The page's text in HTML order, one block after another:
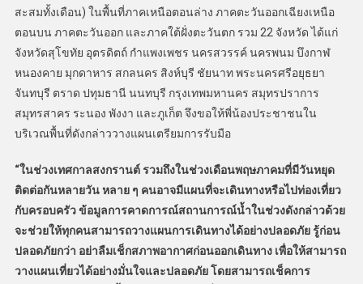
สะสมทั้งเดือน) ในพื้นที่ภาคเหนือตอนล่าง ภาคตะวันออกเฉียงเหนือ
ตอนบน ภาคตะวันออก และภาคใต้ฝั่งตะวันตก รวม 22 จังหวัด ได้แก่
จังหวัดสุโขทัย อุตรดิตถ์ กำแพงเพชร นครสวรรค์ นครพนม บึงกาฬ
หนองคาย มุกดาหาร สกลนคร สิงห์บุรี ชัยนาท พระนครศรีอยุธยา
จันทบุรี ตราด ปทุมธานี นนทบุรี กรุงเทพมหานคร สมุทรปราการ
สมุทรสาคร ระนอง พังงา และภูเก็ต จึงขอให้พี่น้องประชาชนใน
บริเวณพื้นที่ดังกล่าววางแผนเตรียมการรับมือ
“ในช่วงเทศกาลสงกรานต์ รวมถึงในช่วงเดือนพฤษภาคมที่มีวันหยุด
ติดต่อกันหลายวัน หลาย ๆ คนอาจมีแผนที่จะเดินทางหรือไปท่องเที่ยว
กับครอบครัว ข้อมูลการคาดการณ์สถานการณ์น้ำในช่วงดังกล่าวด้วย
จะช่วยให้ทุกคนสามารถวางแผนการเดินทางได้อย่างปลอดภัย รู้ก่อน
ปลอดภัยกว่า อย่าลืมเช็กสภาพอากาศก่อนออกเดินทาง เพื่อให้สามารถ
วางแผนเที่ยวได้อย่างมั่นใจและปลอดภัย โดยสามารถเช็คการ